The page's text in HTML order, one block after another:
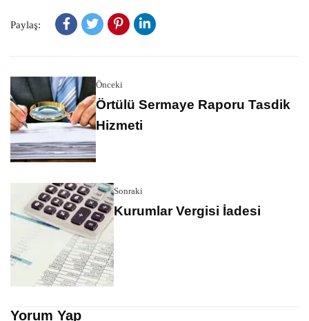
Paylaş:
Önceki
Örtülü Sermaye Raporu Tasdik
Hizmeti
Sonraki
Kurumlar Vergisi İadesi
Yorum Yap